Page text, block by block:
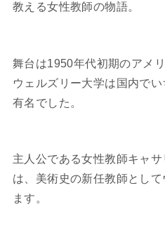
教える女性教師の物語。
舞台は1950年代初期のアメリ
ウェルズリー大学は国内で
有名でした。
主人公である女性教師キャ
は、美術史の新任教師とし
ます。